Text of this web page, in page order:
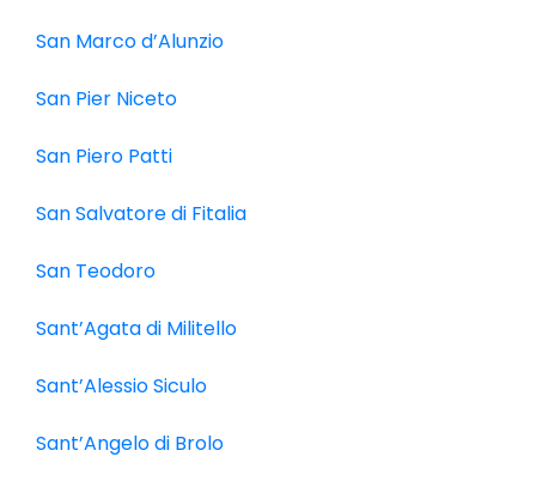
San Marco d’Alunzio
San Pier Niceto
San Piero Patti
San Salvatore di Fitalia
San Teodoro
Sant’Agata di Militello
Sant’Alessio Siculo
Sant’Angelo di Brolo